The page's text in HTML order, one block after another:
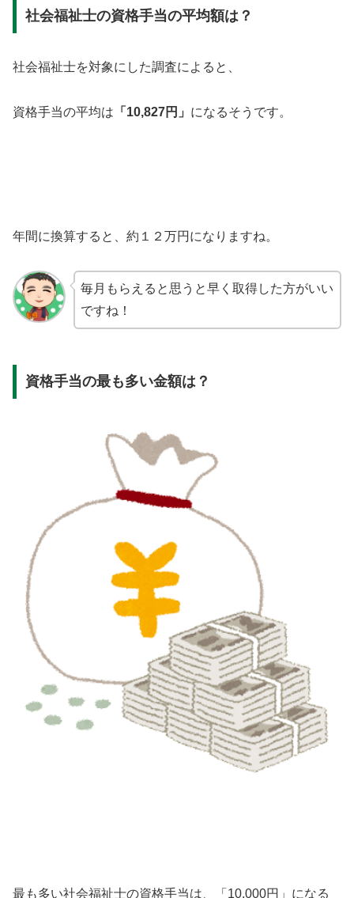
社会福祉士の資格手当の平均額は？
社会福祉士を対象にした調査によると、
資格手当の平均は 「10,827円」 になるそうです。
年間に換算すると、約１２万円になりますね。
毎月もらえると思うと早く取得した方がいい
ですね！
資格手当の最も多い金額は？
最も多い社会福祉士の資格手当は、「10,000円」になる